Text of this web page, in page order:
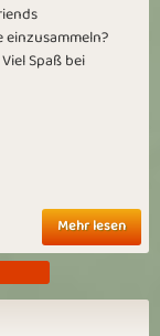
Spaß bei
Mehr lesen